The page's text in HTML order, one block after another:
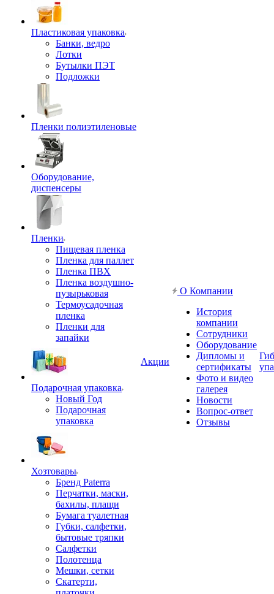
Пластиковая упаковка
Банки, ведро
Лотки
Бутылки ПЭТ
Подложки
Пленки полиэтиленовые
Оборудование,
диспенсеры
Пленки
Пищевая пленка
Пленка для паллет
Пленка ПВХ
Пленка воздушно-
пузырьковая
Термоусадочная
пленка
Пленки для
запайки
Подарочная упаковка
Новый Год
Подарочная
упаковка
Хозтовары
Бренд Paterra
Перчатки, маски,
бахилы, плащи
Бумага туалетная
Губки, салфетки,
бытовые тряпки
Салфетки
Полотенца
Мешки, сетки
Скатерти,
Акции
О Компании
История
компании
Сотрудники
Оборудование
Дипломы и
сертификаты
Фото и видео
галерея
Новости
Вопрос-ответ
Отзывы